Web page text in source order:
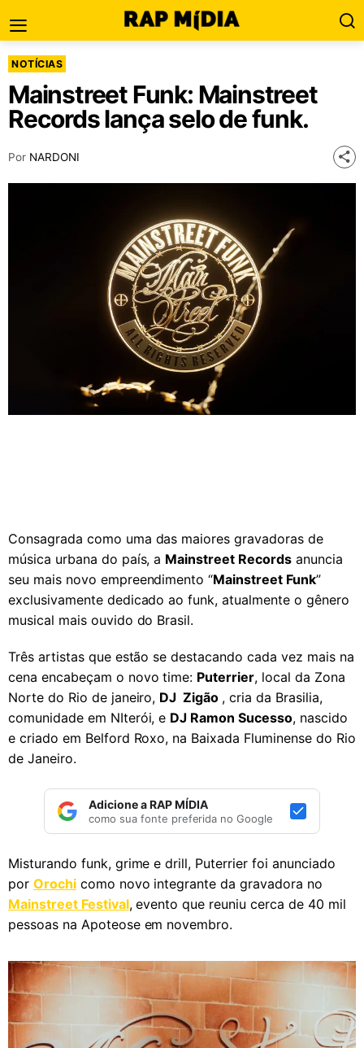
NOTÍCIAS
Mainstreet Funk: Mainstreet
Records lança selo de funk.
Por NARDONI
Consagrada como uma das maiores gravadoras de
música urbana do país, a Mainstreet Recordsanuncia
seu mais novo empreendimento “Mainstreet Funk”
exclusivamente dedicado ao funk, atualmente o gênero
musical mais ouvido do Brasil.
Três artistas que estão se destacando cada vez mais na
cena encabeçam o novo time: Puterrier, local da Zona
Norte do Rio de janeiro, DJ Zigão , cria da Brasilia,
comunidade em NIterói, e DJ Ramon Sucesso, nascido
e criado em Belford Roxo, na Baixada Fluminense do Rio
de Janeiro.
Adicione a RAP MÍDIA
como sua fonte preferida no Google
Misturando funk, grime e drill, Puterrier foi anunciado
por Orochicomo novo integrante da gravadora no
Mainstreet Festival, evento que reuniu cerca de 40 mil
pessoas na Apoteose em novembro.